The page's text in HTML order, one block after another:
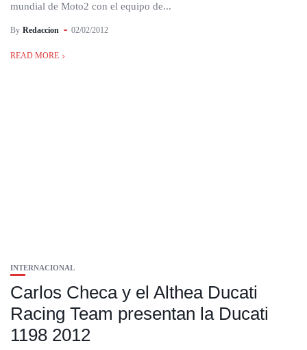
mundial de Moto2 con el equipo de...
By Redaccion 02/02/2012
READ MORE
INTERNACIONAL
Carlos Checa y el Althea Ducati
Racing Team presentan la Ducati
1198 2012